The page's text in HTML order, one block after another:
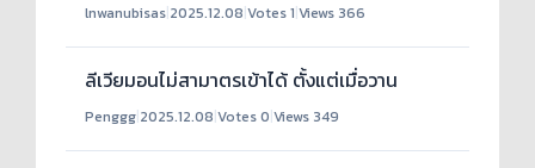
lnwanubisas|2025.12.08|Votes 1|Views 366
ลีเวียมอนไม่สามาตรเข้าได้ ตั้งแต่เมื่อวาน
Penggg|2025.12.08|Votes 0|Views 349